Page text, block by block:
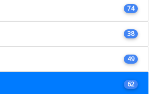
74
38
49
62